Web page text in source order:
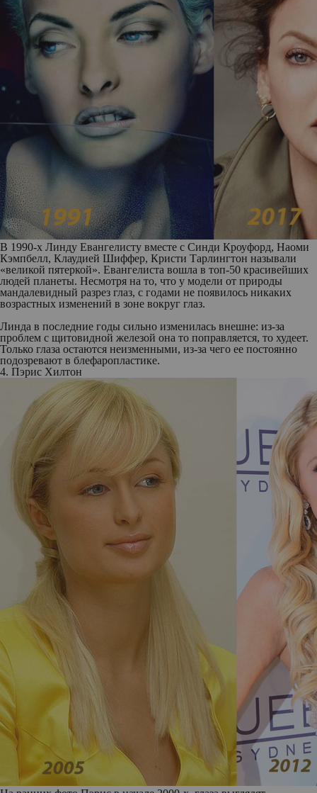
В 1990-х Линду Евангелисту вместе с Синди Кроуфорд, Наоми
Кэмпбелл, Клаудией Шиффер, Кристи Тарлингтон называли
«великой пятеркой». Евангелиста вошла в топ-50 красивейших
людей планеты. Несмотря на то, что у модели от природы
мандалевидный разрез глаз, с годами не появилось никаких
возрастных изменений в зоне вокруг глаз.
Линда в последние годы сильно изменилась внешне: из-за
проблем с щитовидной железой она то поправляется, то худеет.
Только глаза остаются неизменными, из-за чего ее постоянно
подозревают в блефаропластике.
4. Пэрис Хилтон